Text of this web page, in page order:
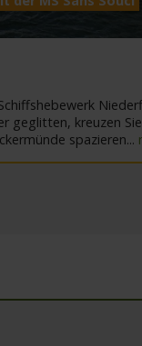
geglitten, kreuzen
spazieren...